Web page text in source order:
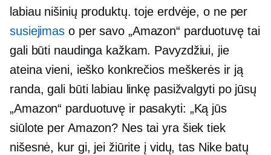
labiau nišinių produktų. toje erdvėje, o ne per
susiejimas o per savo „Amazon“ parduotuvę tai
gali būti naudinga kažkam. Pavyzdžiui, jie
ateina vieni, ieško konkrečios meškerės ir ją
randa, gali būti labiau linkę pasižvalgyti po jūsų
„Amazon“ parduotuvę ir pasakyti: „Ką jūs
siūlote per Amazon? Nes tai yra šiek tiek
nišesnė, kur gi, jei žiūrite į vidų, tas Nike batų